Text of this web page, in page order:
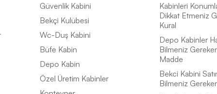
Güvenlik Kabini
Bekçi Kulübesi
Wc-Duş Kabini
Büfe Kabin
Depo Kabin
Özel Üretim Kabinler
Kabinleri
Dikkat Etmeniz
Kural
Depo Kabinler
Bilmeniz
Madde
Bekci Kabini
Bilmeniz